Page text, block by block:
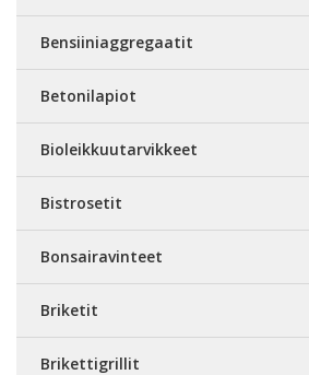
Bensiiniaggregaatit
Betonilapiot
Bioleikkuutarvikkeet
Bistrosetit
Bonsairavinteet
Briketit
Brikettigrillit